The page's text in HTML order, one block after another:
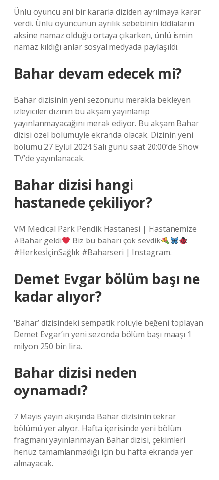
Ünlü oyuncu ani bir kararla diziden ayrılmaya karar
verdi. Ünlü oyuncunun ayrılık sebebinin iddiaların
aksine namaz olduğu ortaya çıkarken, ünlü ismin
namaz kıldığı anlar sosyal medyada paylaşıldı.
Bahar devam edecek mi?
Bahar dizisinin yeni sezonunu merakla bekleyen
izleyiciler dizinin bu akşam yayınlanıp
yayınlanmayacağını merak ediyor. Bu akşam Bahar
dizisi özel bölümüyle ekranda olacak. Dizinin yeni
bölümü 27 Eylül 2024 Salı günü saat 20:00’de Show
TV’de yayınlanacak.
Bahar dizisi hangi
hastanede çekiliyor?
VM Medical Park Pendik Hastanesi | Hastanemize
#Bahar geldi
Biz bu baharı çok sevdik
#HerkesİçinSağlık #Baharseri | Instagram.
Demet Evgar bölüm başı ne
kadar alıyor?
‘Bahar’ dizisindeki sempatik rolüyle beğeni toplayan
Demet Evgar’ın yeni sezonda bölüm başı maaşı 1
milyon 250 bin lira.
Bahar dizisi neden
oynamadı?
7 Mayıs yayın akışında Bahar dizisinin tekrar
bölümü yer alıyor. Hafta içerisinde yeni bölüm
fragmanı yayınlanmayan Bahar dizisi, çekimleri
henüz tamamlanmadığı için bu hafta ekranda yer
almayacak.